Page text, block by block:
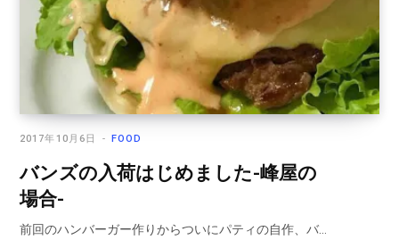
FOOD
2017年10月6日
バンズの入荷はじめました-峰屋の
場合-
前回のハンバーガー作りからついにパティの自作、バ…